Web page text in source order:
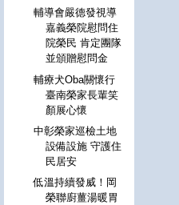
輔導會嚴德發視導
嘉義榮院慰問住
院榮民 肯定團隊
並頒贈慰問金
輔療犬Oba關懷行
臺南榮家長輩笑
顏展心懷
中彰榮家巡檢土地
設備設施 守護住
民居安
低溫持續發威！岡
榮聯廚薑湯暖胃